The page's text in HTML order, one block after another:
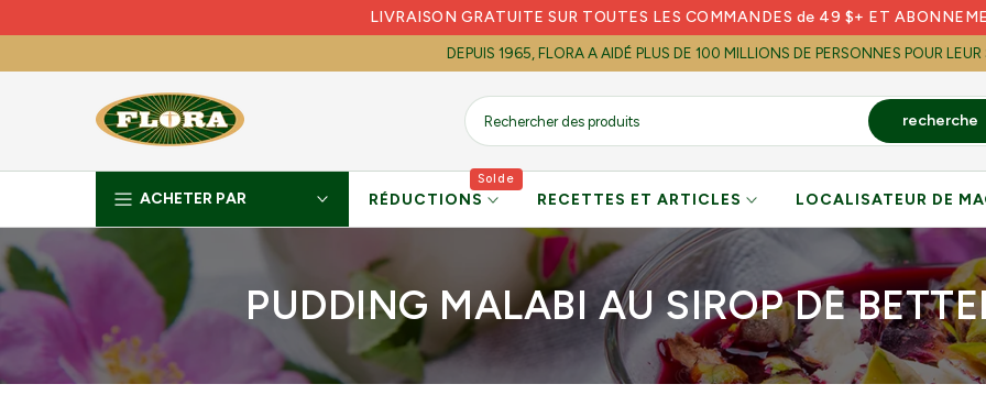
content
LIVRAISON GRATUITE SUR TOUTES LES COMMANDES de 49 $+ ET
DEPUIS 1965, FLORA A AIDÉ PLUS DE 100 MILLIONS DE PERSONNES POUR
recherche
ACHETER PAR RÉDUCTIONS
Solde
RECETTES ET ARTICLES LOCALISATEUR DE
PUDDING MALABI AU SIROP DE